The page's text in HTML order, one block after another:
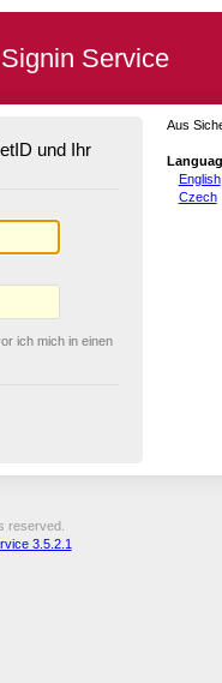
Service
und Ihr
ich mich in einen
Aus
English
Czech
reserved.
3.5.2.1